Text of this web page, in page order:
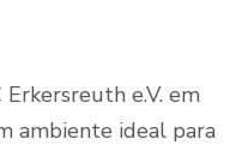
e.V. em
ambiente ideal para